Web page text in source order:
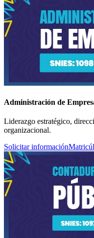
Administración de
Liderazgo estratégico,
organizacional.
Solicitar información